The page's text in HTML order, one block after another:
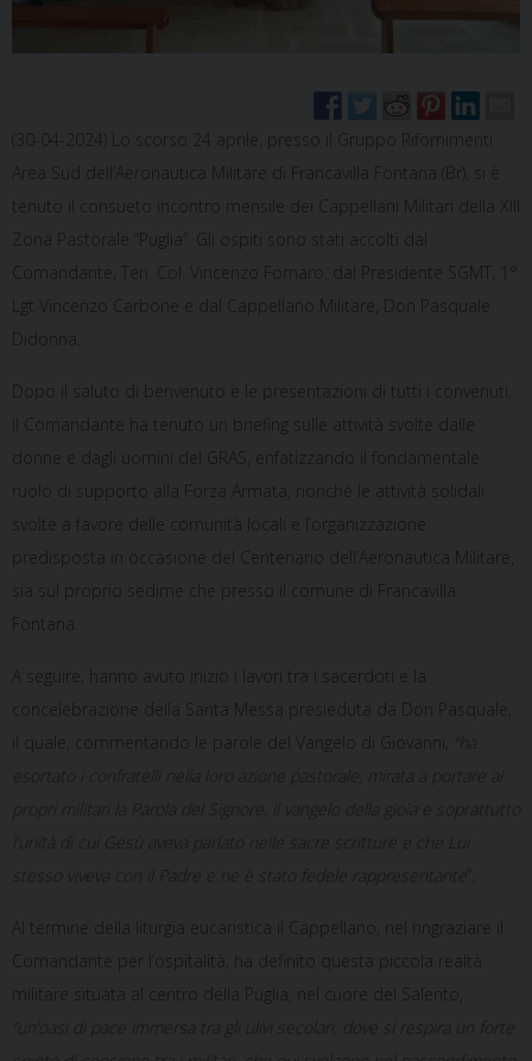
(30-04-2024) Lo scorso 24 aprile, presso il Gruppo Rifornimenti
Area Sud dell’Aeronautica Militare di Francavilla Fontana (Br), si è
tenuto il consueto incontro mensile dei Cappellani Militari della XIII
Zona Pastorale “Puglia”. Gli ospiti sono stati accolti dal
Comandante, Ten. Col. Vincenzo Fornaro, dal Presidente SGMT, 1°
Lgt Vincenzo Carbone e dal Cappellano Militare, Don Pasquale
Didonna.
Dopo il saluto di benvenuto e le presentazioni di tutti i convenuti,
il Comandante ha tenuto un briefing sulle attività svolte dalle
donne e dagli uomini del GRAS, enfatizzando il fondamentale
ruolo di supporto alla Forza Armata, nonché le attività solidali
svolte a favore delle comunità locali e l’organizzazione
predisposta in occasione del Centenario dell’Aeronautica Militare,
sia sul proprio sedime che presso il comune di Francavilla
Fontana.
A seguire, hanno avuto inizio i lavori tra i sacerdoti e la
concelebrazione della Santa Messa presieduta da Don Pasquale,
il quale, commentando le parole del Vangelo di Giovanni,
esortato i confratelli nella loro azione pastorale, mirata a portare ai
l’unità di cui Gesù aveva parlato nelle sacre scritture e che Lui
Al termine della liturgia eucaristica il Cappellano, nel ringraziare il
Comandante per l’ospitalità, ha definito questa piccola realtà
militare situata al centro della Puglia, nel cuore del Salento,